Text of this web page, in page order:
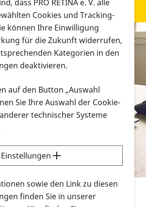
in verschiedenen
Ort
wie Sie nach Infonmaterial
bestellen bzw. herunterladen
Sie sich dieErklärvideos zum
auf der PRO RETINA-Website
Menschen an.
dass PRO RETINA e. V. alle
Cookies und Tracking-
können Ihre Einwilligung
für die Zukunft widerrufen,
Kategorien in den
deaktivieren.
auf den Button „Auswahl
Sie Ihre Auswahl der Cookie-
technischer Systeme
Einstellungen
sowie den Link zu diesen
finden Sie in unserer